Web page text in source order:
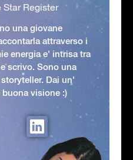
Star Register
una giovane
attraverso i
energia e' intrisa tra
scrivo. Sono una
Dai un'
visione :)